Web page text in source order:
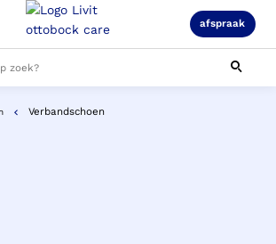
afspraak
Verbandschoen